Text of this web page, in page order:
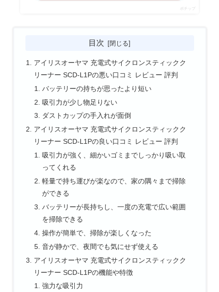
ポチップ
目次
アイリスオーヤマ 充電式サイクロンスティックク
リーナー SCD-L1Pの悪い口コミ レビュー 評判
バッテリーの持ちが思ったより短い
吸引力が少し物足りない
ダストカップの手入れが面倒
アイリスオーヤマ 充電式サイクロンスティックク
リーナー SCD-L1Pの良い口コミ レビュー 評判
吸引力が強く、細かいゴミまでしっかり吸い取
ってくれる
軽量で持ち運びが楽なので、家の隅々まで掃除
ができる
バッテリーが長持ちし、一度の充電で広い範囲
を掃除できる
操作が簡単で、掃除が楽しくなった
音が静かで、夜間でも気にせず使える
アイリスオーヤマ 充電式サイクロンスティックク
リーナー SCD-L1Pの機能や特徴
強力な吸引力